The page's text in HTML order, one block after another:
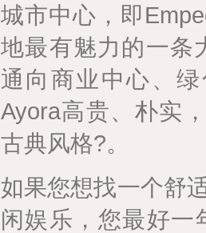
城市中心，即
地最有魅力的一条
通向商业中心、
Ayora高贵、朴实
古典风格?。
如果您想找一个
闲娱乐，您最好一